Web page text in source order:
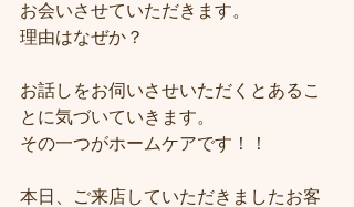
お会いさせていただきます。
理由はなぜか？
お話しをお伺いさせいただくとあるこ
とに気づいていきます。
その一つがホームケアです！！
本日、ご来店していただきましたお客